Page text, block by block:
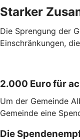
Starker
Die Sprengung der
Einschränkungen,
2.000 Euro für
Um der Gemeinde
Gemeinde eine
Die